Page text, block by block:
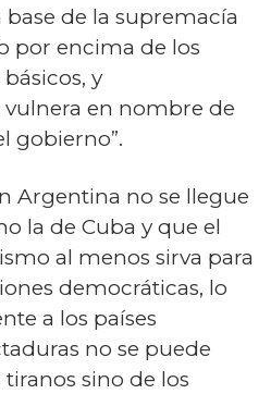
de la supremacía
por encima de los
y
en nombre de
gobierno”.
Argentina no se llegue
la de Cuba y que el
al menos sirva para
democráticas, lo
a los países
no se puede
sino de los